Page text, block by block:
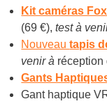
Kit caméras
(69 €), test à
Nouveautapis
venir à réception
Gants
Gant haptique